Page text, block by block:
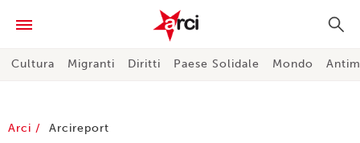
Cultura Migranti Diritti Paese Solidale Mondo
Arci Arcireport